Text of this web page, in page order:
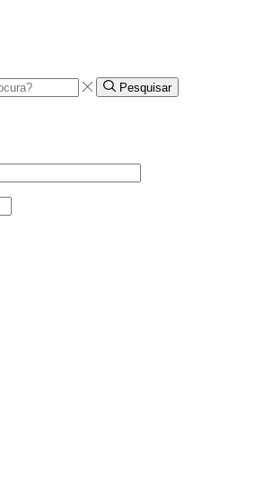
Pesquisar